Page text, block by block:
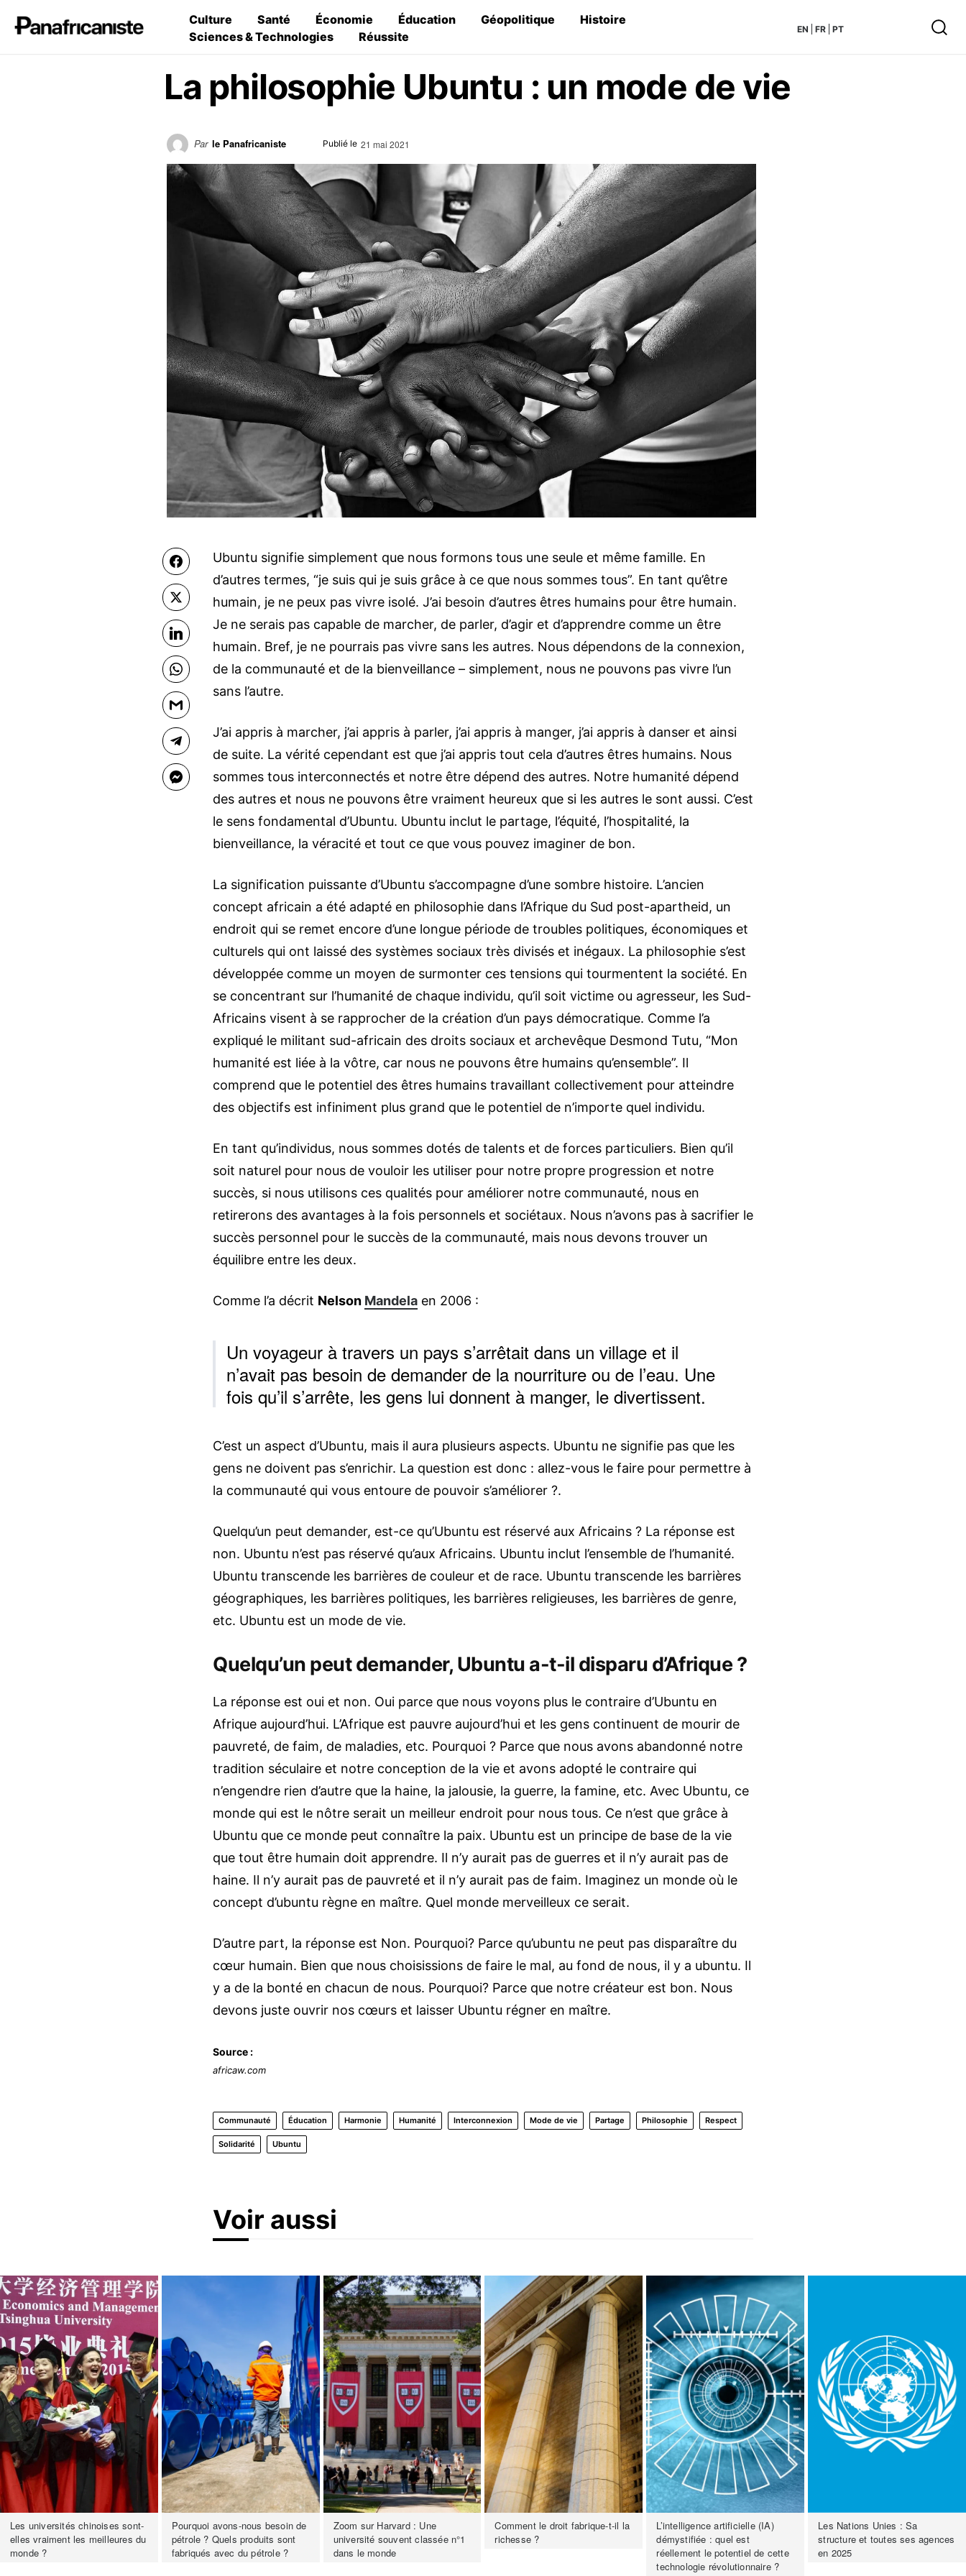
Culture Santé Économie Éducation Géopolitique
Histoire
Sciences & Technologies
Réussite
La philosophie Ubuntu : un mode de vie
Par le Panafricaniste Publié le 21 mai 2021
Facebook
X
LinkedIn
WhatsApp
Gmail
Telegram
Facebook Messenger
Ubuntu signifie simplement que nous formons tous une seule et même famille. En
d’autres termes, “je suis qui je suis grâce à ce que nous sommes tous”. En tant qu’être
humain, je ne peux pas vivre isolé. J’ai besoin d’autres êtres humains pour être humain.
Je ne serais pas capable de marcher, de parler, d’agir et d’apprendre comme un être
humain. Bref, je ne pourrais pas vivre sans les autres. Nous dépendons de la connexion,
de la communauté et de la bienveillance – simplement, nous ne pouvons pas vivre l’un
sans l’autre.
J’ai appris à marcher, j’ai appris à parler, j’ai appris à manger, j’ai appris à danser et ainsi
de suite. La vérité cependant est que j’ai appris tout cela d’autres êtres humains. Nous
sommes tous interconnectés et notre être dépend des autres. Notre humanité dépend
des autres et nous ne pouvons être vraiment heureux que si les autres le sont aussi. C’est
le sens fondamental d’Ubuntu. Ubuntu inclut le partage, l’équité, l’hospitalité, la
bienveillance, la véracité et tout ce que vous pouvez imaginer de bon.
La signification puissante d’Ubuntu s’accompagne d’une sombre histoire. L’ancien
concept africain a été adapté en philosophie dans l’Afrique du Sud post-apartheid, un
endroit qui se remet encore d’une longue période de troubles politiques, économiques et
culturels qui ont laissé des systèmes sociaux très divisés et inégaux. La philosophie s’est
développée comme un moyen de surmonter ces tensions qui tourmentent la société. En
se concentrant sur l’humanité de chaque individu, qu’il soit victime ou agresseur, les Sud-
Africains visent à se rapprocher de la création d’un pays démocratique. Comme l’a
expliqué le militant sud-africain des droits sociaux et archevêque Desmond Tutu, “Mon
humanité est liée à la vôtre, car nous ne pouvons être humains qu’ensemble”. Il
comprend que le potentiel des êtres humains travaillant collectivement pour atteindre
des objectifs est infiniment plus grand que le potentiel de n’importe quel individu.
En tant qu’individus, nous sommes dotés de talents et de forces particuliers. Bien qu’il
soit naturel pour nous de vouloir les utiliser pour notre propre progression et notre
succès, si nous utilisons ces qualités pour améliorer notre communauté, nous en
retirerons des avantages à la fois personnels et sociétaux. Nous n’avons pas à sacrifier le
succès personnel pour le succès de la communauté, mais nous devons trouver un
équilibre entre les deux.
Comme l’a décrit Nelson Mandela en 2006 :
Un voyageur à travers un pays s’arrêtait dans un village et il
n’avait pas besoin de demander de la nourriture ou de l’eau. Une
fois qu’il s’arrête, les gens lui donnent à manger, le divertissent.
C’est un aspect d’Ubuntu, mais il aura plusieurs aspects. Ubuntu ne signifie pas que les
gens ne doivent pas s’enrichir. La question est donc : allez-vous le faire pour permettre à
la communauté qui vous entoure de pouvoir s’améliorer ?.
Quelqu’un peut demander, est-ce qu’Ubuntu est réservé aux Africains ? La réponse est
non. Ubuntu n’est pas réservé qu’aux Africains. Ubuntu inclut l’ensemble de l’humanité.
Ubuntu transcende les barrières de couleur et de race. Ubuntu transcende les barrières
géographiques, les barrières politiques, les barrières religieuses, les barrières de genre,
etc. Ubuntu est un mode de vie.
Quelqu’un peut demander, Ubuntu a-t-il disparu d’Afrique ?
La réponse est oui et non. Oui parce que nous voyons plus le contraire d’Ubuntu en
Afrique aujourd’hui. L’Afrique est pauvre aujourd’hui et les gens continuent de mourir de
pauvreté, de faim, de maladies, etc. Pourquoi ? Parce que nous avons abandonné notre
tradition séculaire et notre conception de la vie et avons adopté le contraire qui
n’engendre rien d’autre que la haine, la jalousie, la guerre, la famine, etc. Avec Ubuntu, ce
monde qui est le nôtre serait un meilleur endroit pour nous tous. Ce n’est que grâce à
Ubuntu que ce monde peut connaître la paix. Ubuntu est un principe de base de la vie
que tout être humain doit apprendre. Il n’y aurait pas de guerres et il n’y aurait pas de
haine. Il n’y aurait pas de pauvreté et il n’y aurait pas de faim. Imaginez un monde où le
concept d’ubuntu règne en maître. Quel monde merveilleux ce serait.
D’autre part, la réponse est Non. Pourquoi? Parce qu’ubuntu ne peut pas disparaître du
cœur humain. Bien que nous choisissions de faire le mal, au fond de nous, il y a ubuntu. Il
y a de la bonté en chacun de nous. Pourquoi? Parce que notre créateur est bon. Nous
devons juste ouvrir nos cœurs et laisser Ubuntu régner en maître.
Source :
africaw.com
Communauté Éducation Harmonie Humanité Interconnexion Mode de vie Partage Philosophie Respect
Solidarité Ubuntu
Voir aussi
Les universités chinoises sont-
elles vraiment les meilleures du
monde ?
Pourquoi avons-nous besoin de
pétrole ? Quels produits sont
fabriqués avec du pétrole ?
Zoom sur Harvard : Une
université souvent classée n°1
dans le monde
Comment le droit fabrique-t-il la
richesse ?
L’intelligence artificielle (IA)
démystifiée : quel est
réellement le potentiel de cette
technologie révolutionnaire ?
Les Nations Unies : Sa
structure et toutes ses agences
en 2025
EN FR PT